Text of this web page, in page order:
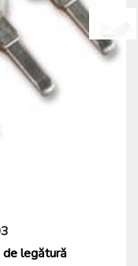
de legătură